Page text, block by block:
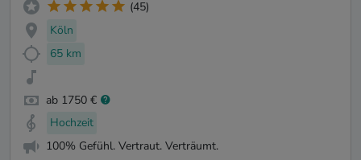
(45)
Köln
65 km
ab 1750 €
Hochzeit
100% Gefühl. Vertraut. Verträumt.